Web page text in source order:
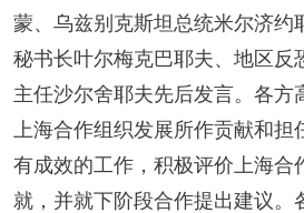
蒙、乌兹别克斯坦总统米尔济约
秘书长叶尔梅克巴耶夫、地区反
主任沙尔舍耶夫先后发言。各方
上海合作组织发展所作贡献和
有成效的工作，积极评价上海合
就，并就下阶段合作提出建议。